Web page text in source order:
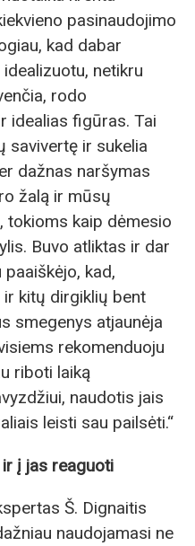
pasinaudojimo
kad dabar
netikru
rodo
idealias figūras. Tai
savivertę ir sukelia
dažnas naršymas
žalą ir mūsų
tokioms kaip dėmesio
Buvo atliktas ir dar
kad,
kitų dirgiklių bent
smegenys atjaunėja
rekomenduoju
riboti laiką
naudotis jais
leisti sau pailsėti.“
į jas reaguoti
Š. Dignaitis
naudojamasi ne